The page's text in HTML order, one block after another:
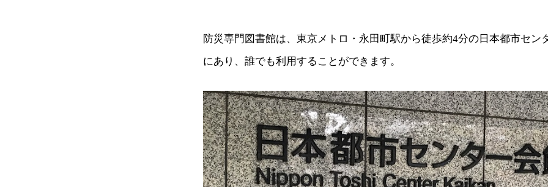
防災専門図書館は、東京メトロ・永田町駅から徒歩約4分の日本都市セン
にあり、誰でも利用することができます。